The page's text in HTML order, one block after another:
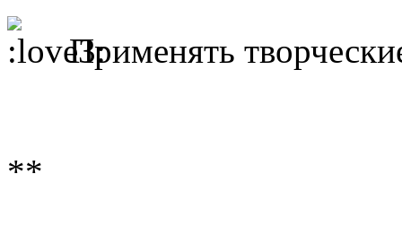
Применять
**